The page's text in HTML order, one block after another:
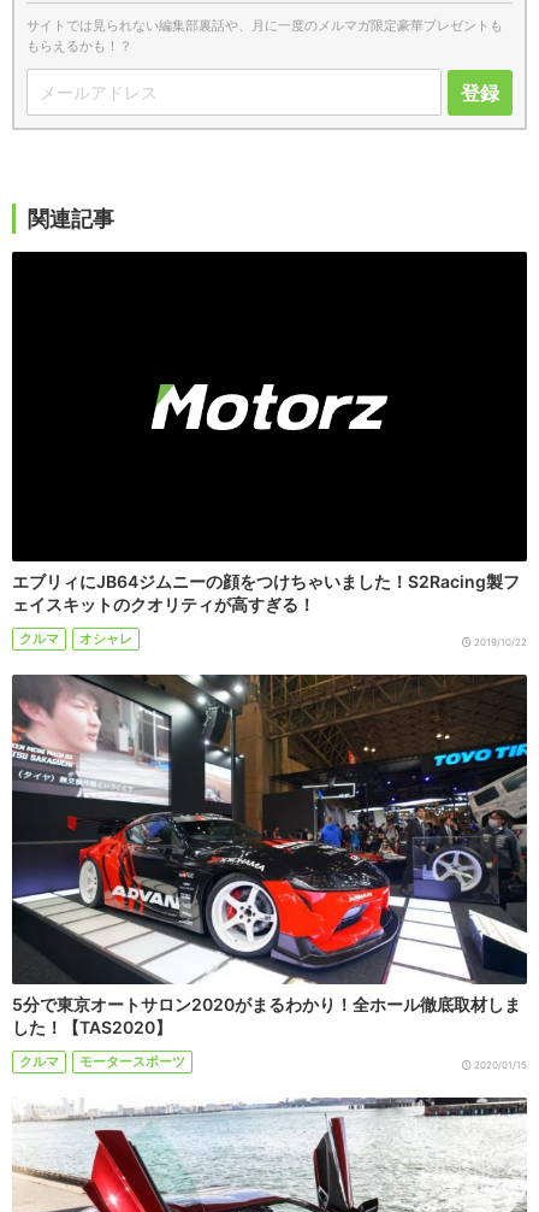
サイトでは見られない編集部裏話や、月に一度のメルマガ限定豪華プレゼントも
もらえるかも！？
登録
関連記事
エブリィにJB64ジムニーの顔をつけちゃいました！S2Racing製フ
ェイスキットのクオリティが高すぎる！
クルマ オシャレ 2019/10/22
5分で東京オートサロン2020がまるわかり！全ホール徹底取材しま
した！【TAS2020】
クルマ モータースポーツ 2020/01/15